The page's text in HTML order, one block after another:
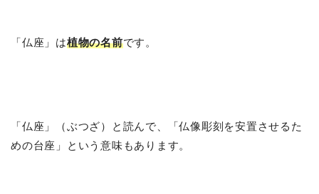
「仏座」は植物の名前です。
「仏座」（ぶつざ）と読んで、「仏像彫刻を安置させるた
めの台座」という意味もあります。